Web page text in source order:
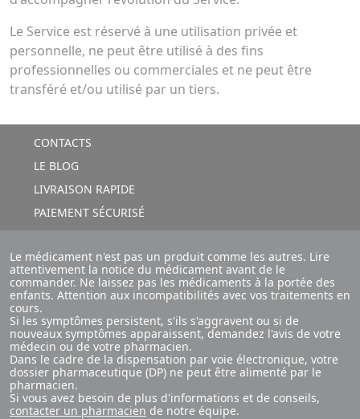
Le Service est réservé à une utilisation privée et
personnelle, ne peut être utilisé à des fins
professionnelles ou commerciales et ne peut être
transféré et/ou utilisé par un tiers.
CONTACTS
LE BLOG
LIVRAISON RAPIDE
PAIEMENT SÉCURISÉ
Le médicament n'est pas un produit comme les autres. Lire
attentivement la notice du médicament avant de le
commander. Ne laissez pas les médicaments à la portée des
enfants. Attention aux incompatibilités avec vos traitements en
cours.
Si les symptômes persistent, s'ils s'aggravent ou si de
nouveaux symptômes apparaissent, demandez l'avis de votre
médecin ou de votre pharmacien.
Dans le cadre de la dispensation par voie électronique, votre
dossier pharmaceutique (DP) ne peut être alimenté par le
pharmacien.
Si vous avez besoin de plus d'informations et de conseils,
contacter un pharmacien de notre équipe.